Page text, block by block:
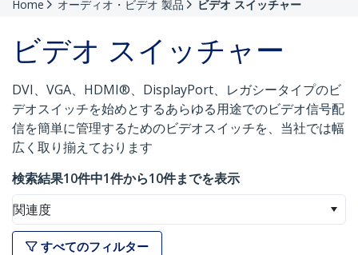
Home オーディオ・ビデオ 製品 ビデオ スイッチャー
ビデオ スイッチャー
DVI、VGA、HDMI®、DisplayPort、レガシータイプのビ
デオスイッチを始めとするあらゆる用途でのビデオ信号配
信を簡単に管理するためのビデオスイッチを、当社では幅
広く取り揃えております
検索結果10件中1件から10件までを表示
関連度
すべてのフィルター